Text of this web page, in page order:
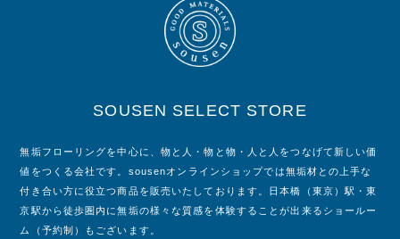
SOUSEN SELECT STORE
無垢フローリングを中心に、物と人・物と物・人と人をつなげて新しい価
値をつくる会社です。sousenオンラインショップでは無垢材との上手な
付き合い方に役立つ商品を販売いたしております。日本橋（東京）駅・東
京駅から徒歩圏内に無垢の様々な質感を体験することが出来るショールー
ム（予約制）もございます。